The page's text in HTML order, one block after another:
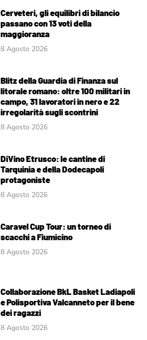
Cerveteri, gli equilibri di bilancio
passano con 13 voti della
maggioranza
8 Agosto 2026
Blitz della Guardia di Finanza sul
litorale romano: oltre 100 militari in
campo, 31 lavoratori in nero e 22
irregolarità sugli scontrini
8 Agosto 2026
DiVino Etrusco: le cantine di
Tarquinia e della Dodecapoli
protagoniste
8 Agosto 2026
Caravel Cup Tour: un torneo di
scacchi a Fiumicino
8 Agosto 2026
Collaborazione BkL Basket Ladiapoli
e Polisportiva Valcanneto per il bene
dei ragazzi
8 Agosto 2026